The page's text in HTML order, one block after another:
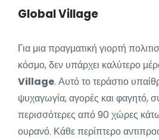
Global Village
Για μια πραγματική γιορτή
κόσμο, δεν υπάρχει καλύτερο
Village. Αυτό το τεράστιο
ψυχαγωγία, αγορές και φαγητό,
περισσότερες από 90 χώρες
ουρανό. Κάθε περίπτερο